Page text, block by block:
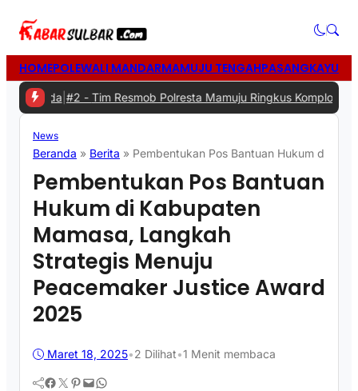
HOMEPOLEWALI MANDARMAMUJU TENGAHPASANGKAYU
#2 - Tim Resmob Polresta Mamuju Ringkus Komplotan
News
Beranda » Berita » Pembentukan Pos Bantuan Hukum di
Pembentukan Pos Bantuan
Hukum di Kabupaten
Mamasa, Langkah
Strategis Menuju
Peacemaker Justice Award
2025
Maret 18, 2025•2 Dilihat•1 Menit membaca
Facebook Twitter Pinterest Mail WhatsApp